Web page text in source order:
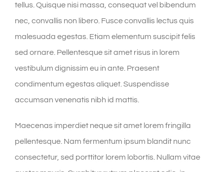
tellus. Quisque nisi massa, consequat vel bibendum
nec, convallis non libero. Fusce convallis lectus quis
malesuada egestas. Etiam elementum suscipit felis
sed ornare. Pellentesque sit amet risus in lorem
vestibulum dignissim eu in ante. Praesent
condimentum egestas aliquet. Suspendisse
accumsan venenatis nibh id mattis.
Maecenas imperdiet neque sit amet lorem fringilla
pellentesque. Nam fermentum ipsum blandit nunc
consectetur, sed porttitor lorem lobortis. Nullam vitae